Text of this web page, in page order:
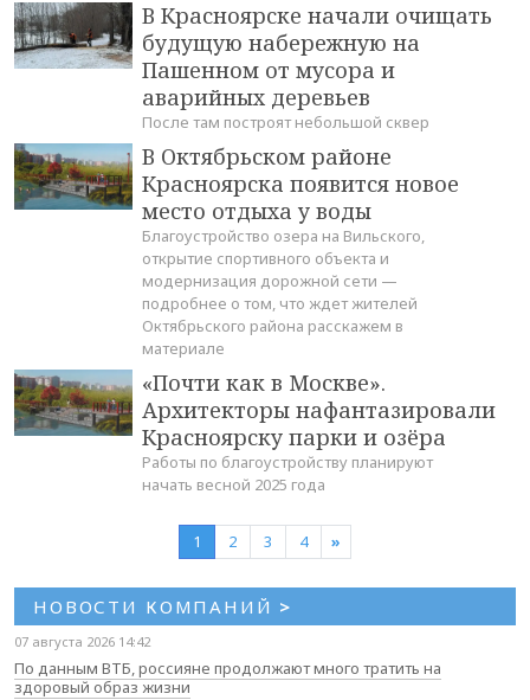
В Красноярске начали очищать
будущую набережную на
Пашенном от мусора и
аварийных деревьев
После там построят небольшой сквер
В Октябрьском районе
Красноярска появится новое
место отдыха у воды
Благоустройство озера на Вильского,
открытие спортивного объекта и
модернизация дорожной сети —
подробнее о том, что ждет жителей
Октябрьского района расскажем в
материале
«Почти как в Москве».
Архитекторы нафантазировали
Красноярску парки и озёра
Работы по благоустройству планируют
начать весной 2025 года
1 2 3 4 »
НОВОСТИ КОМПАНИЙ >
07 августа 2026 14:42
По данным ВТБ, россияне продолжают много тратить на
здоровый образ жизни